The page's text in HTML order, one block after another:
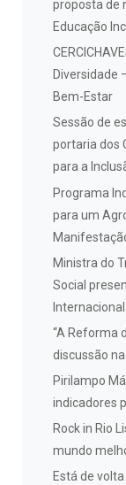
proposta de
Educação
Diversidade
Bem-Estar
Sessão de
portaria dos
para a
Programa
para um
Ministra do
Social
“A Reforma
discussão
Pirilampo
indicadores
Rock in Rio
mundo
Está de